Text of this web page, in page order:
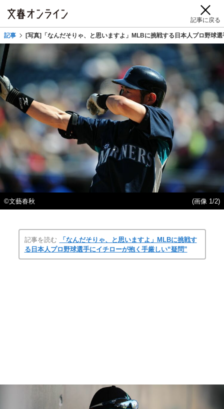
記事に戻る
記事 [写真]「なんだそりゃ、と思いますよ」MLBに挑戦する日本人プロ野球
©文藝春秋 (画像 1/2)
記事を読む
「なんだそりゃ、と思いますよ」MLBに挑戦す
る日本人プロ野球選手にイチローが抱く手厳しい“疑問”